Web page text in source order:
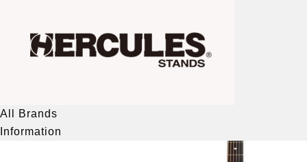
All Brands
Information